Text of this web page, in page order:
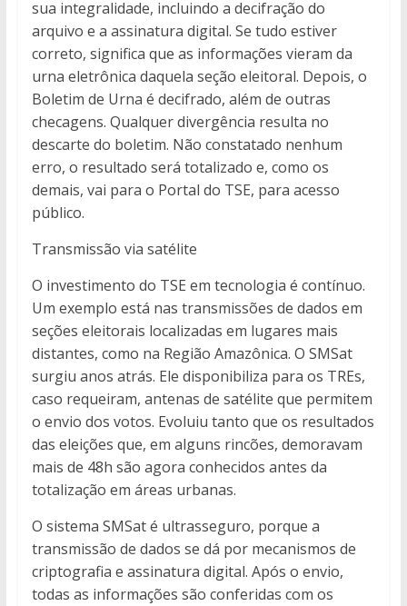
sua integralidade, incluindo a decifração do
arquivo e a assinatura digital. Se tudo estiver
correto, significa que as informações vieram da
urna eletrônica daquela seção eleitoral. Depois, o
Boletim de Urna é decifrado, além de outras
checagens. Qualquer divergência resulta no
descarte do boletim. Não constatado nenhum
erro, o resultado será totalizado e, como os
demais, vai para o Portal do TSE, para acesso
público.
Transmissão via satélite
O investimento do TSE em tecnologia é contínuo.
Um exemplo está nas transmissões de dados em
seções eleitorais localizadas em lugares mais
distantes, como na Região Amazônica. O SMSat
surgiu anos atrás. Ele disponibiliza para os TREs,
caso requeiram, antenas de satélite que permitem
o envio dos votos. Evoluiu tanto que os resultados
das eleições que, em alguns rincões, demoravam
mais de 48h são agora conhecidos antes da
totalização em áreas urbanas.
O sistema SMSat é ultrasseguro, porque a
transmissão de dados se dá por mecanismos de
criptografia e assinatura digital. Após o envio,
todas as informações são conferidas com os